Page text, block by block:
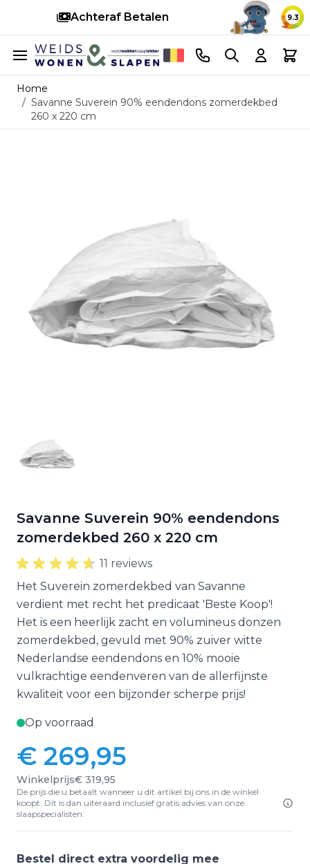
Snelle levering 14
9.3
Ga naar de inhoud
Telefoonnummer
Search Cart
Home
/ Savanne Suverein 90% eendendons zomerdekbed
260 x 220 cm
Savanne Suverein 90% eendendons
zomerdekbed 260 x 220 cm
11 reviews
Het Suverein zomerdekbed van Savanne
verdient met recht het predicaat 'Beste Koop'!
Het is een heerlijk zacht en volumineus donzen
zomerdekbed, gevuld met 90% zuiver witte
Nederlandse eendendons en 10% mooie
vulkrachtige eendenveren van de allerfijnste
kwaliteit voor een bijzonder scherpe prijs!
Op voorraad
€ 269,95
Winkelprijs€ 319,95
De prijs die u betaalt wanneer u dit artikel bij ons in de winkel
koopt. Dit is dan uiteraard inclusief gratis advies van onze
slaapspecialisten.
Bestel direct extra voordelig mee